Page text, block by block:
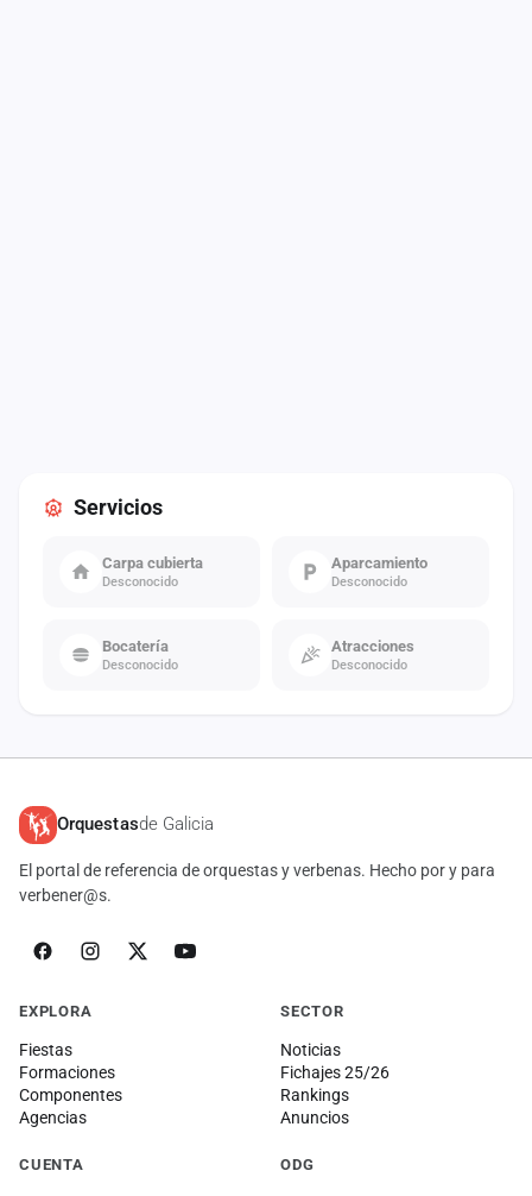
Servicios
Carpa cubierta
Desconocido
Aparcamiento
Desconocido
Bocatería
Desconocido
Atracciones
Desconocido
Orquestasde Galicia
El portal de referencia de orquestas y verbenas. Hecho por y para
verbener@s.
EXPLORA
Fiestas
Formaciones
Componentes
Agencias
SECTOR
Noticias
Fichajes 25/26
Rankings
Anuncios
CUENTA ODG